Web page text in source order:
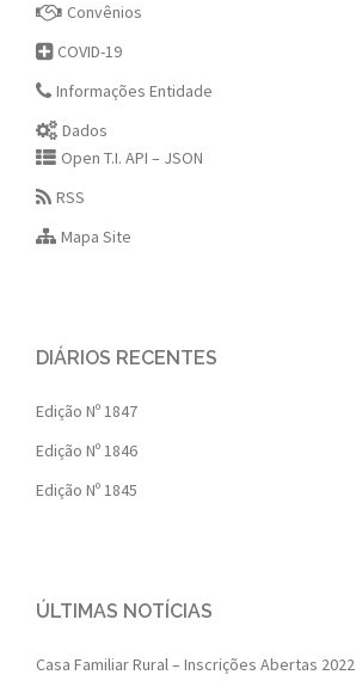
Convênios
COVID-19
Informações Entidade
Dados
Open T.I. API – JSON
RSS
Mapa Site
DIÁRIOS RECENTES
Edição Nº 1847
Edição Nº 1846
Edição Nº 1845
ÚLTIMAS NOTÍCIAS
Casa Familiar Rural – Inscrições Abertas 2022